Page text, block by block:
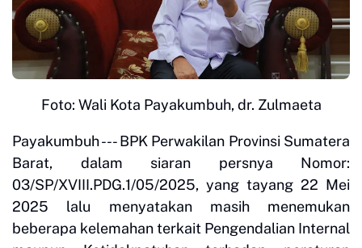
Foto: Wali Kota Payakumbuh, dr. Zulmaeta
Payakumbuh --- BPK Perwakilan Provinsi Sumatera
Barat, dalam siaran persnya Nomor:
03/SP/XVIII.PDG.1/05/2025, yang tayang 22 Mei
2025 lalu menyatakan masih menemukan
beberapa kelemahan terkait Pengendalian Internal